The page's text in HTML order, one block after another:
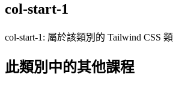
col-start-1
col-start-1 : 屬於該類別的 Tailwind CSS 類
此類別中的其他課程